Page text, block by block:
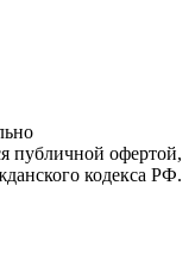
публичной офертой,
кодекса РФ.